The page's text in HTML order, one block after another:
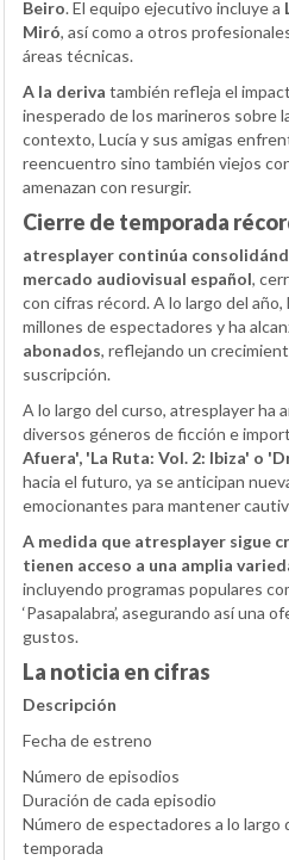
Beiro. El equipo ejecutivo incluye a
Miró, así como a otros
áreas técnicas.
A la deriva también refleja el
inesperado de los marineros sobre
contexto, Lucía y sus amigas
reencuentro sino también viejos
amenazan con resurgir.
Cierre de temporada
atresplayer continúa
mercado audiovisual español,
con cifras récord. A lo largo del año,
millones de espectadores y ha
abonados, reflejando un
suscripción.
A lo largo del curso, atresplayer ha
diversos géneros de ficción e
Afuera', 'La Ruta: Vol. 2: Ibiza' o
hacia el futuro, ya se anticipan
emocionantes para mantener
A medida que atresplayer sigue
tienen acceso a una amplia
incluyendo programas populares
‘Pasapalabra’, asegurando así una
gustos.
La noticia en cifras
Descripción
Fecha de estreno
Número de episodios
Duración de cada episodio
Número de espectadores a lo largo
temporada